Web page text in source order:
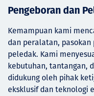
Pengeboran dan
Kemampuan kami
dan peralatan,
peledak. Kami
kebutuhan, tantangan,
didukung oleh pihak
eksklusif dan teknologi